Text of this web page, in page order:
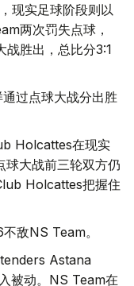
现实足球阶段则以
两次罚失点球，
胜出，总比分3:1
过点球大战分出胜
Holcattes在现实
球大战前三轮双方仍
Holcattes把握住
敌NS Team。
Astana
被动。NS Team在